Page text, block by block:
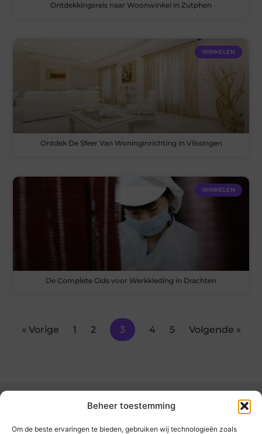
Beheer toestemming
Om de beste ervaringen te bieden, gebruiken wij technologieën zoals
Ontdekkingsreis naar Woonwinkel in Zutphen
WINKELEN
Ontdek De Sfeer Van Woninginrichting in Vlissingen
WINKELEN
De Complete Gids voor Werkkleding in Drachten
« Vorige 1 2 3 4 5 Volgende »